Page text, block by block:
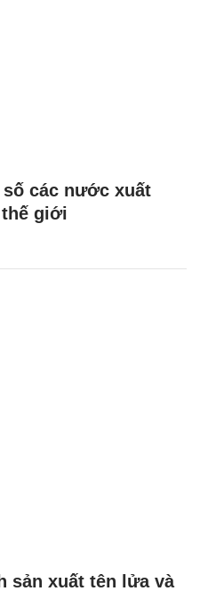
các nước xuất
thế giới
sản xuất tên lửa và